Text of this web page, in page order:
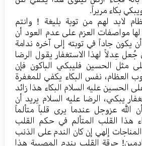
بکاء مریراً.
لابد لهم من توبة بلیغة ! وانتم
لها مواصفات العزم علی عدم العود أن
یکون جاداً في توبته إلی آخره ندامة
عِدلاً لهذا الاستغفار یقول الرضا
مثل الحسین فلیبکي الباکون فإن
العظام، نفس البکاء یکفي للمغفرة
الحسین علیه السلام البکاء هذا زائد
یبکي، الرضا علیه السلام یرید أن
الله عزوجل عندما یری قلباً متألماً
هذا القلب المتألم في حکم القلب
إلهي إن کان الندم علی الذنب
حرقة القلب بندم المصیبة هذا